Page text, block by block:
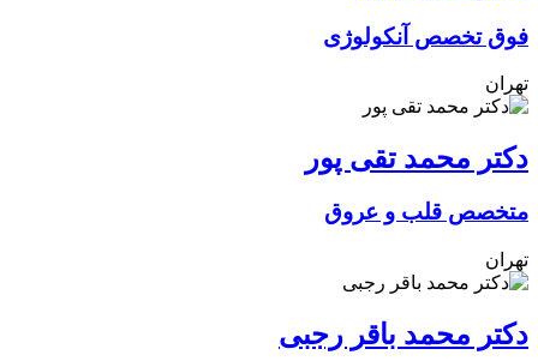
فوق تخصص آنکولوژی
تهران
دکتر محمد تقی پور
متخصص قلب و عروق
تهران
دکتر محمد باقر رجبی